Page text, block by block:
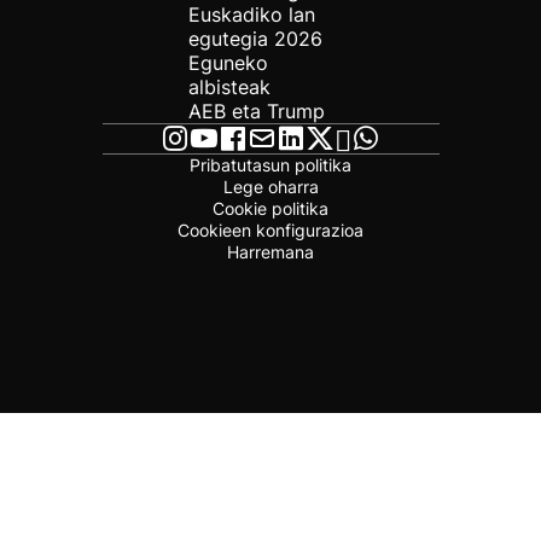
Euskadiko lan
egutegia 2026
Eguneko
albisteak
AEB eta Trump
Pribatutasun politika
Lege oharra
Cookie politika
Cookieen konfigurazioa
Harremana